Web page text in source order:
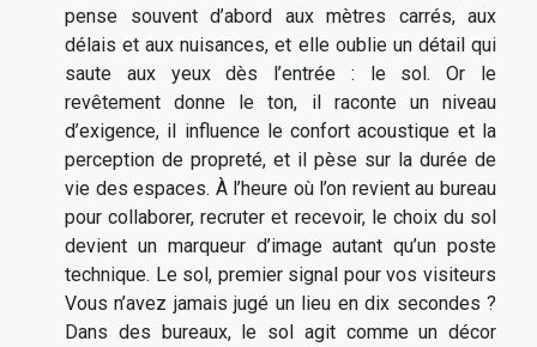
pense souvent d’abord aux mètres carrés, aux
délais et aux nuisances, et elle oublie un détail qui
saute aux yeux dès l’entrée : le sol. Or le
revêtement donne le ton, il raconte un niveau
d’exigence, il influence le confort acoustique et la
perception de propreté, et il pèse sur la durée de
vie des espaces. À l’heure où l’on revient au bureau
pour collaborer, recruter et recevoir, le choix du sol
devient un marqueur d’image autant qu’un poste
technique. Le sol, premier signal pour vos visiteurs
Vous n’avez jamais jugé un lieu en dix secondes ?
Dans des bureaux, le sol agit comme un décor